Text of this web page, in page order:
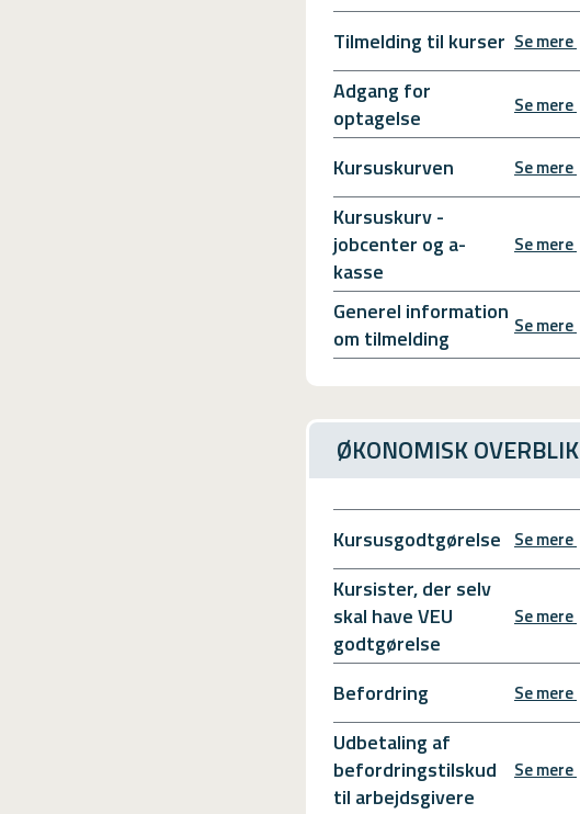
Tilmelding til kurser Se mere
Adgang for
optagelse
Se mere
Kursuskurven Se mere
Kursuskurv -
jobcenter og a-
kasse
Se mere
Generel information
om tilmelding
Se mere
ØKONOMISK OVERBLIK
Kursusgodtgørelse Se mere
Kursister, der selv
skal have VEU
godtgørelse
Se mere
Befordring Se mere
Udbetaling af
befordringstilskud
til arbejdsgivere
Se mere